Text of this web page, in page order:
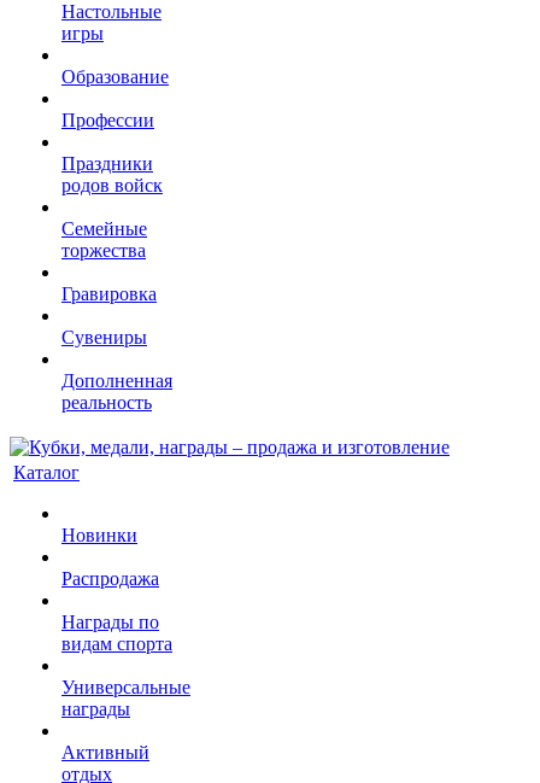
Настольные
игры
Образование
Профессии
Праздники
родов войск
Семейные
торжества
Гравировка
Сувениры
Дополненная
реальность
Каталог
Новинки
Распродажа
Награды по
видам спорта
Универсальные
награды
Активный
отдых